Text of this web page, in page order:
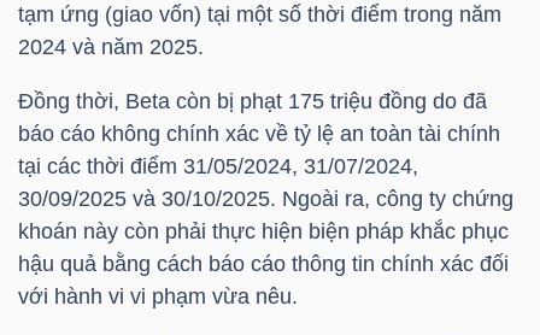
tạm ứng (giao vốn) tại một số thời điểm trong năm
2024 và năm 2025.
Đồng thời, Beta còn bị phạt 175 triệu đồng do đã
báo cáo không chính xác về tỷ lệ an toàn tài chính
tại các thời điểm 31/05/2024, 31/07/2024,
30/09/2025 và 30/10/2025. Ngoài ra, công ty chứng
khoán này còn phải thực hiện biện pháp khắc phục
hậu quả bằng cách báo cáo thông tin chính xác đối
với hành vi vi phạm vừa nêu.
CHÍNH
HÀNG
HÓA